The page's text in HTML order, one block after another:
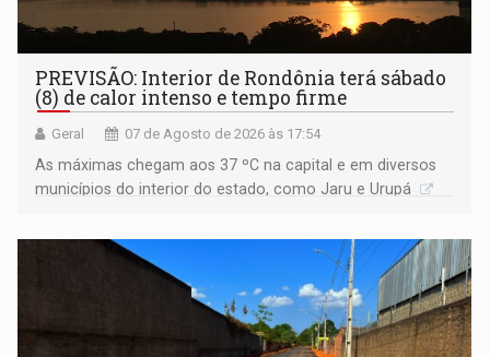
PREVISÃO: Interior de Rondônia terá sábado
(8) de calor intenso e tempo firme
Geral 07 de Agosto de 2026 às 17:54
As máximas chegam aos 37 ºC na capital e em diversos
municípios do interior do estado, como Jaru e Urupá